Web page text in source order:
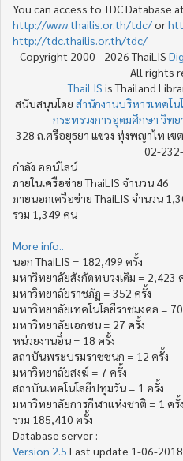
You can access to TDC Database at
http://www.thailis.or.th/tdc/or
http://tdc.thailis.or.th/tdc/
Copyright 2000 - 2026 ThaiLIS
All rights
ThaiLIS is Thailand
สนับสนุนโดย สำนักงานบริหารเทคโ
กระทรวงการอุดมศึกษา วิท
328 ถ.ศรีอยุธยา แขวง ทุ่งพญาไท เข
02-
กำลัง ออน์ไลน์
ภายในเครือข่าย ThaiLIS จำนวน 46
ภายนอกเครือข่าย ThaiLIS จำนวน
รวม 1,349 คน
More info..
นอก ThaiLIS = 182,499 ครั้ง
มหาวิทยาลัยสังกัดทบวงเดิม = 2,423
มหาวิทยาลัยราชภัฏ = 352 ครั้ง
มหาวิทยาลัยเทคโนโลยีราชมงคล =
มหาวิทยาลัยเอกชน = 27 ครั้ง
หน่วยงานอื่น = 18 ครั้ง
สถาบันพระบรมราชชนก = 12 ครั้ง
มหาวิทยาลัยสงฆ์ = 7 ครั้ง
สถาบันเทคโนโลยีปทุมวัน = 1 ครั้ง
มหาวิทยาลัยการกีฬาแห่งชาติ = 1 ครั้ง
รวม 185,410 ครั้ง
Database server :
Version 2.5 Last update 1-06-2018